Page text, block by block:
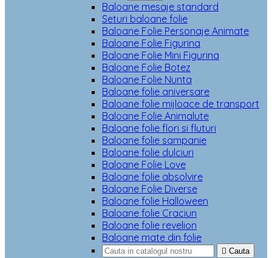
Baloane mesaje standard
Seturi baloane folie
Baloane Folie Personaje Animate
Baloane Folie Figurina
Baloane Folie Mini Figurina
Baloane Folie Botez
Baloane Folie Nunta
Baloane folie aniversare
Baloane folie mijloace de transport
Baloane Folie Animalute
Baloane folie flori si fluturi
Baloane folie sampanie
Baloane folie dulciuri
Baloane Folie Love
Baloane folie absolvire
Baloane Folie Diverse
Baloane folie Halloween
Baloane folie Craciun
Baloane folie revelion
Baloane mate din folie
 Cauta